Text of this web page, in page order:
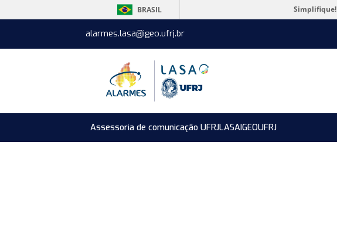
BRASIL Simplifique!
alarmes.lasa@igeo.ufrj.br
Assessoria de comunicação UFRJLASAIGEOUFRJ